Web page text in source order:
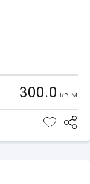
300.0 кв.м